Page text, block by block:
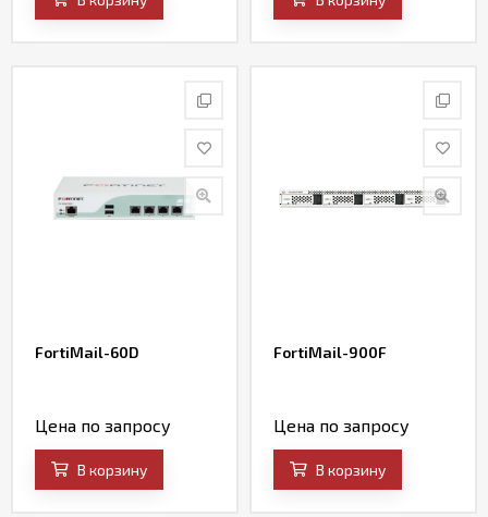
FortiMail-60D
Цена по запросу
В корзину
FortiMail-900F
Цена по запросу
В корзину